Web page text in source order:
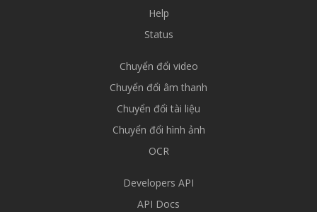
Help
Status
Chuyển đổi video
Chuyển đổi âm thanh
Chuyển đổi tài liệu
Chuyển đổi hình ảnh
OCR
Developers API
API Docs